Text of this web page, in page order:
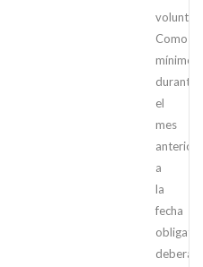
Como
mínimo
durante
el
mes
anterior
a
la
fecha
deberás